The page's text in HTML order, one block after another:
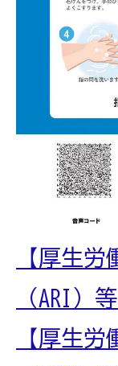
【厚生
（ARI）
【厚生